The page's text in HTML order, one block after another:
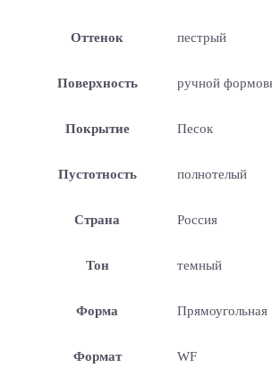
Оттенок пестрый
Поверхность ручной
Покрытие Песок
Пустотность полнотелый
Страна Россия
Тон темный
Форма Прямоугольная
Формат WF